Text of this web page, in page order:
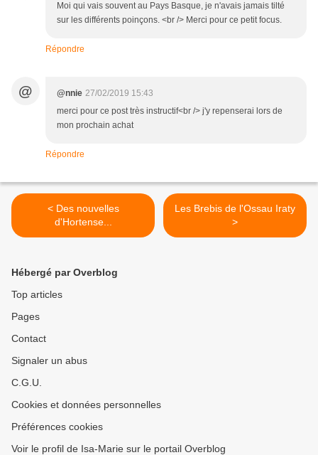
Moi qui vais souvent au Pays Basque, je n'avais jamais tilté
sur les différents poinçons. <br /> Merci pour ce petit focus.
Répondre
@ @nnie 27/02/2019 15:43
merci pour ce post très instructif<br /> j'y repenserai lors de
mon prochain achat
Répondre
< Des nouvelles
d'Hortense...
Les Brebis de l'Ossau Iraty
>
Hébergé par Overblog
Top articles
Pages
Contact
Signaler un abus
C.G.U.
Cookies et données personnelles
Préférences cookies
Voir le profil de Isa-Marie sur le portail Overblog